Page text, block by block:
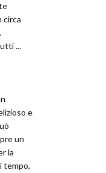
circa
...
e
un
la
tempo,